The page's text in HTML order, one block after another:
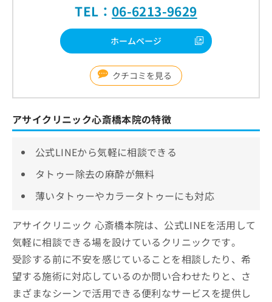
TEL： 06-6213-9629
ホームページ
クチコミを見る
アサイクリニック心斎橋本院の特徴
公式LINEから気軽に相談できる
タトゥー除去の麻酔が無料
薄いタトゥーやカラータトゥーにも対応
アサイクリニック 心斎橋本院は、公式LINEを活用して
気軽に相談できる場を設けているクリニックです。
受診する前に不安を感じていることを相談したり、希
望する施術に対応しているのか問い合わせたりと、さ
まざまなシーンで活用できる便利なサービスを提供し